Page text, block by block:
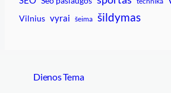
Vilnius vyrai šeima šildymas
Dienos Tema